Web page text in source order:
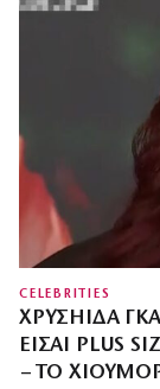
CELEBRITIES
ΧΡΥΣΗΊΔΑ
ΕΊΣΑΙ PLUS
– ΤΟ